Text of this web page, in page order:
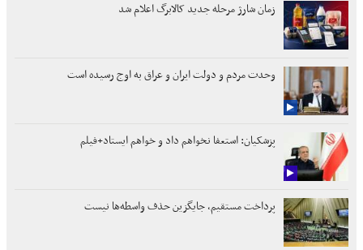
زمان شارژ مرحله جدید کالابرگ اعلام شد
وحدت مردم و دولت ایران و عراق به اوج رسیده است
پزشکیان: استعفا نخواهم داد و خواهم ایستاد+فیلم
پرداخت مستقیم، جایگزین حذف واسطه‌ها نیست